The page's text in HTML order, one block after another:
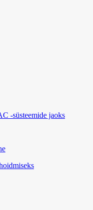
-süsteemide jaoks